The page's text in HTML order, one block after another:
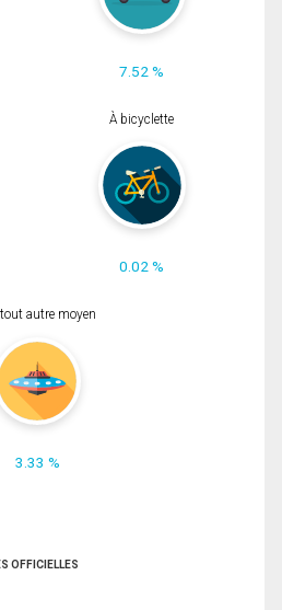
7.52 %
À bicyclette
0.02 %
autre moyen
3.33 %
OFFICIELLES